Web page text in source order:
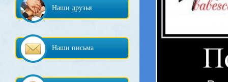
Наши друзья
Наши письма